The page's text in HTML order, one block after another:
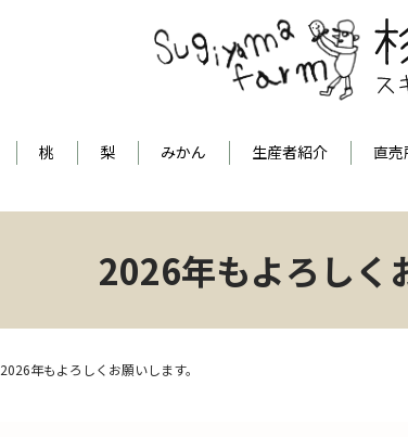
桃 梨 みかん 生産者紹介 直売
2026年もよろしく
2026年もよろしくお願いします。